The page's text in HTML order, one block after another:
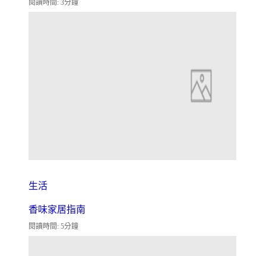
閱讀時間: 3分鐘
生活
香味家居指南
閱讀時間: 5分鐘